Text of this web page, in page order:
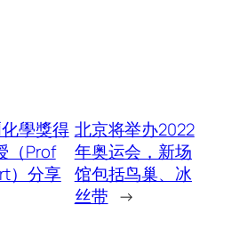
學獎得
（Prof
）分享
北京将举办2022
年奥运会，新场
馆包括鸟巢、冰
丝带 →